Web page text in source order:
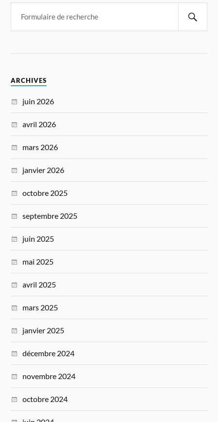
ARCHIVES
juin 2026
avril 2026
mars 2026
janvier 2026
octobre 2025
septembre 2025
juin 2025
mai 2025
avril 2025
mars 2025
janvier 2025
décembre 2024
novembre 2024
octobre 2024